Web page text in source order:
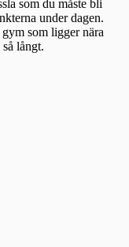
som du måste bli
under dagen.
som ligger nära
långt.